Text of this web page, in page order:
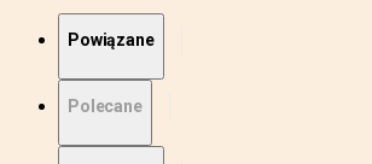
Powiązane
Polecane